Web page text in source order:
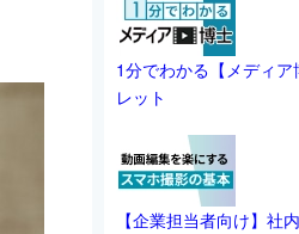
新企画リリース 会員向け情
動画制作のコツ
業界別動画活用
1分でわかる【メディ
レット
【企業担当者向け】社